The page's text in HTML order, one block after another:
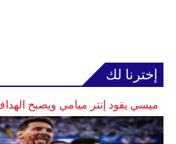
إخترنا لك
ميسي يقود إنتر ميامي ويصبح